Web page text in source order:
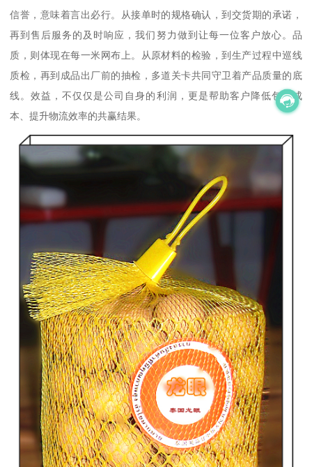
信誉，意味着言出必行。从接单时的规格确认，到交货期的承诺，
再到售后服务的及时响应，我们努力做到让每一位客户放心。品
质，则体现在每一米网布上。从原材料的检验，到生产过程中巡线
质检，再到成品出厂前的抽检，多道关卡共同守卫着产品质量的底
线。效益，不仅仅是公司自身的利润，更是帮助客户降低包装成
本、提升物流效率的共赢结果。